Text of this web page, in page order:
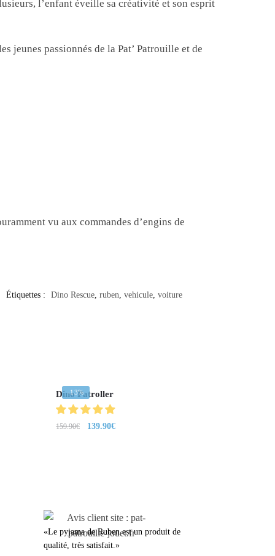
l’enfant éveille sa créativité et son esprit
jeunes passionnés de la Pat’ Patrouille et de
vu aux commandes d’engins de
Étiquettes : Dino Rescue, ruben vehicule, voiture
-13%
Dino Patroller
159.90€ 139.90€
«Le pyjama de Ruben est un produit de
qualité, très satisfait.»